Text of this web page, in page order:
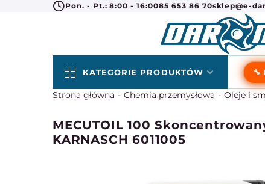
Pon. - Pt.: 8:00 - 16:0085 653 86 70sklep@e-
KATEGORIE PRODUKTÓW 🔧
Strona główna Chemia przemysłowa Oleje i
MECUTOIL 100
KARNASCH 6011005